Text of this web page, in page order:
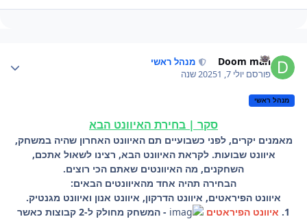
Doom man מנהל ראשי
פורסםיולי 7, 2025 1 שנה
מנהל ראשי
סקר | בחירת האיוונט הבא
מאמנים יקרים, לפני כשבועיים תם האיוונט האחרון שהיה במשחק,
איוונט שבועות. לקראת האיוונט הבא, רצינו לשאול אתכם,
השחקנים, מה האיוונטים שאתם הכי רוצים.
הבחירה תהיה אחד מהאיוונטים הבאים:
איוונט הפיראטים, איוונט הדרקון, איוונט אנון ואיוונט מגנטיק.
1. איוונט הפיראטים - המשחק מחולק ל-2 קבוצות כאשר